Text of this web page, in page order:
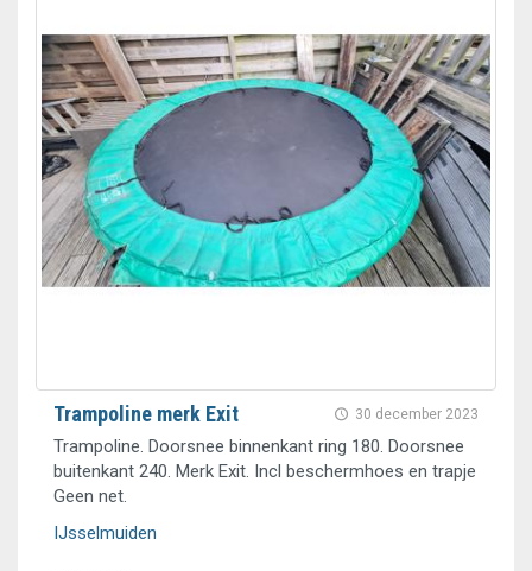
30 december 2023
Trampoline merk Exit
Trampoline. Doorsnee binnenkant ring 180. Doorsnee
buitenkant 240. Merk Exit. Incl beschermhoes en trapje
Geen net.
IJsselmuiden